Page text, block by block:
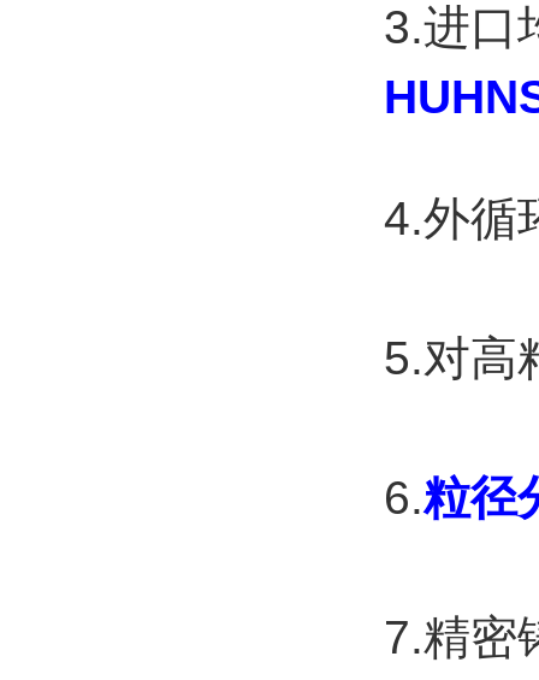
3.进口
4.外循
5.对高
6.粒径
7.精密